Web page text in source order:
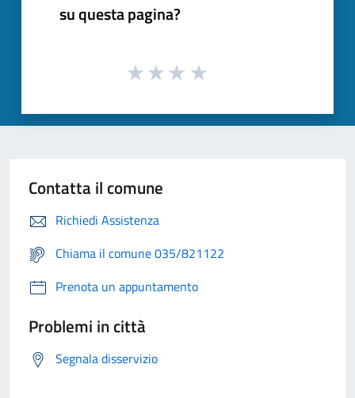
su questa pagina?
Contatta il comune
Richiedi Assistenza
Chiama il comune 035/821122
Prenota un appuntamento
Problemi in città
Segnala disservizio